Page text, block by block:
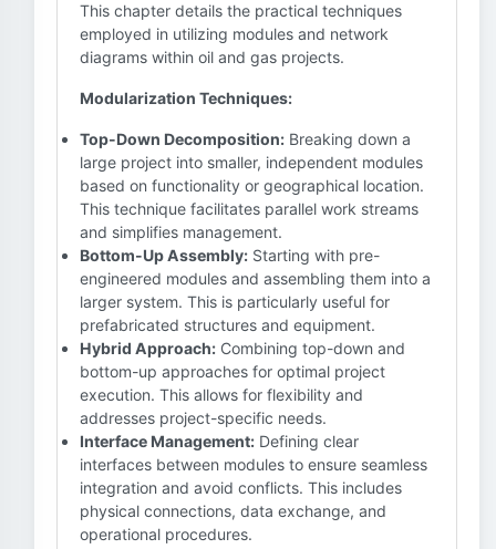
This chapter details the practical techniques
employed in utilizing modules and network
diagrams within oil and gas projects.
Modularization Techniques:
Top-Down Decomposition: Breaking down a
large project into smaller, independent modules
based on functionality or geographical location.
This technique facilitates parallel work streams
and simplifies management.
Bottom-Up Assembly: Starting with pre-
engineered modules and assembling them into a
larger system. This is particularly useful for
prefabricated structures and equipment.
Hybrid Approach: Combining top-down and
bottom-up approaches for optimal project
execution. This allows for flexibility and
addresses project-specific needs.
Interface Management: Defining clear
interfaces between modules to ensure seamless
integration and avoid conflicts. This includes
physical connections, data exchange, and
operational procedures.